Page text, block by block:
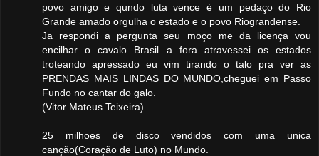
povo amigo e qundo luta vence é um pedaço do Rio
Grande amado orgulha o estado e o povo Riograndense.
Ja respondi a pergunta seu moço me da licença vou
encilhar o cavalo Brasil a fora atravessei os estados
troteando apressado eu vim tirando o talo pra ver as
PRENDAS MAIS LINDAS DO MUNDO,cheguei em Passo
Fundo no cantar do galo.
(Vitor Mateus Teixeira)
25 milhoes de disco vendidos com uma unica
canção(Coração de Luto) no Mundo.